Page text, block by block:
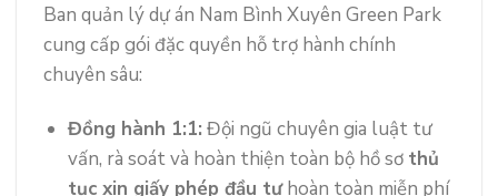
Ban quản lý dự án Nam Bình Xuyên Green Park
cung cấp gói đặc quyền hỗ trợ hành chính
chuyên sâu:
Đồng hành 1:1: Đội ngũ chuyên gia luật tư
vấn, rà soát và hoàn thiện toàn bộ hồ sơ thủ
tục xin giấy phép đầu tưhoàn toàn miễn phí